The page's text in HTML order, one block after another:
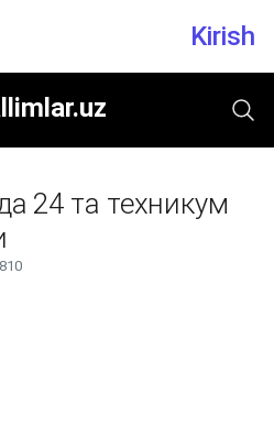
Kirish
24 та техникум